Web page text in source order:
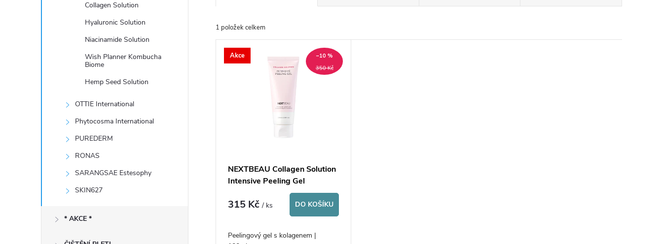
Collagen Solution
Hyaluronic Solution
Niacinamide Solution
Wish Planner Kombucha
Biome
Hemp Seed Solution
OTTIE International
Phytocosma International
PUREDERM
RONAS
SARANGSAE Estesophy
SKIN627
* AKCE *
a
z
e
1 položek celkem
VAkce
350 Kč
–10 %
NEXTBEAU Collagen Solution
Intensive Peeling Gel
315 Kč/ ks DO KOŠÍKU
Peelingový gel s kolagenem |